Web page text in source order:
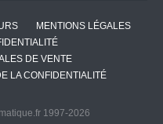
MENTIONS LÉGALES
DE VENTE
LA CONFIDENTIALITÉ
1997-2026